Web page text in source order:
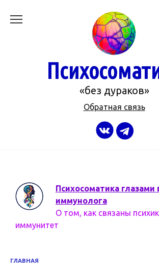
«без дураков»
Обратная связь
Психосоматика глазами
иммунолога
О том, как связаны
иммунитет
ГЛАВНАЯ